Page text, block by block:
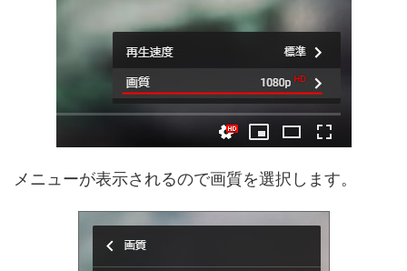
メニューが表示されるので画質を選択します。